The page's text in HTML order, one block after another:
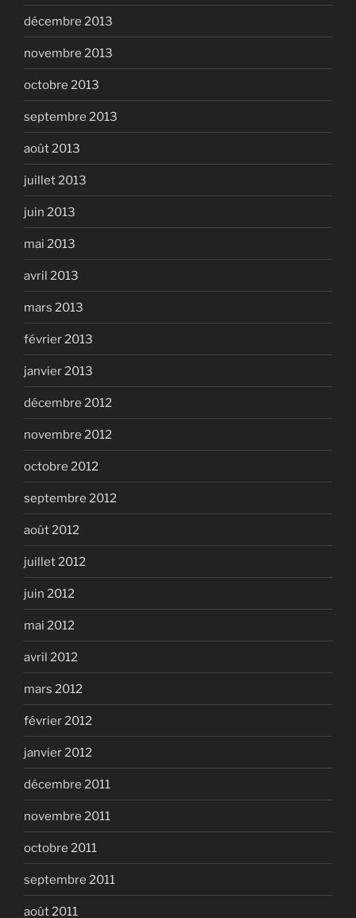
décembre 2013
novembre 2013
octobre 2013
septembre 2013
août 2013
juillet 2013
juin 2013
mai 2013
avril 2013
mars 2013
février 2013
janvier 2013
décembre 2012
novembre 2012
octobre 2012
septembre 2012
août 2012
juillet 2012
juin 2012
mai 2012
avril 2012
mars 2012
février 2012
janvier 2012
décembre 2011
novembre 2011
octobre 2011
septembre 2011
août 2011